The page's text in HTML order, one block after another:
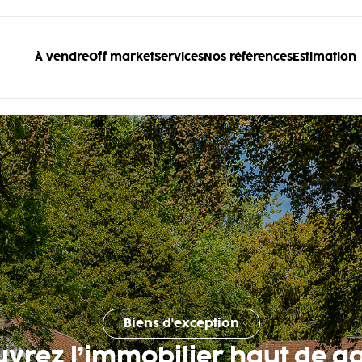
À vendreOff marketServices Nos références Estimation
Biens d'exception